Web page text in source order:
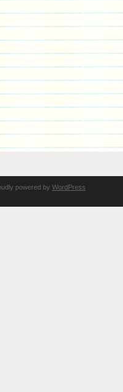
powered by WordPress